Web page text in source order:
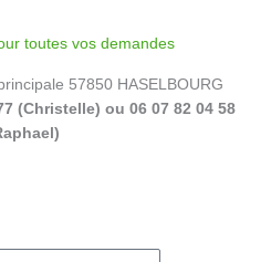
toutes vos demandes
57850 HASELBOURG
(Christelle) ou 06 07 82 04 58